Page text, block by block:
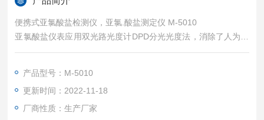
便携式亚氯酸盐检测仪，亚氯.酸盐测定仪 M-5010
亚氯酸盐仪表应用双光路光度计DPD分光光度法，消除了人为误
差，因此测量分辨率大大提高，从而得到亚氯酸盐的浓度大小。
产品型号：M-5010
更新时间：2022-11-18
厂商性质：生产厂家